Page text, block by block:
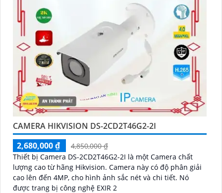
CAMERA HIKVISION DS-2CD2T46G2-2I
2,680,000 ₫
4,850,000 ₫
Thiết bị Camera DS-2CD2T46G2-2I là một Camera chất
lượng cao từ hãng Hikvision. Camera này có độ phân giải
cao lên đến 4MP, cho hình ảnh sắc nét và chi tiết. Nó
được trang bị công nghệ EXIR 2